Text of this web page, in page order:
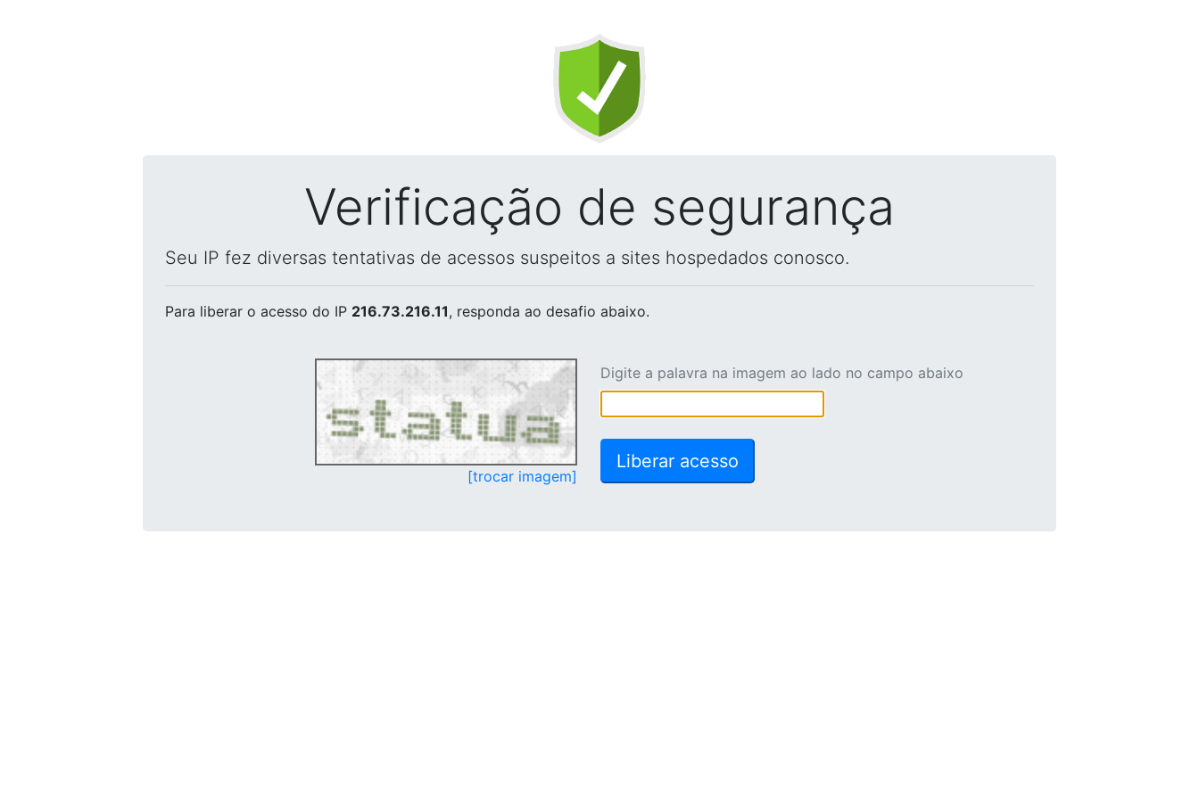
Verificação de segurança
Seu IP fez diversas tentativas de acessos suspeitos a sites hospedados conosco.
Para liberar o acesso do IP 216.73.216.11, responda ao desafio abaixo.
[trocar imagem]
Digite a palavra na imagem ao lado no campo abaixo